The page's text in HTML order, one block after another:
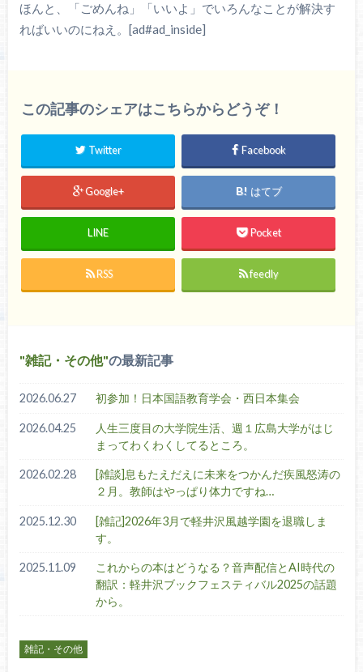
ほんと、「ごめんね」「いいよ」でいろんなことが解決す
ればいいのにねえ。[ad#ad_inside]
この記事のシェアはこちらからどうぞ！
Twitter Facebook
Google+ はてブ
LINE Pocket
RSS feedly
雑記・その他 の最新記事
2026.06.27 初参加！日本国語教育学会・西日本集会
2026.04.25
人生三度目の大学院生活、週１広島大学がはじ
まってわくわくしてるところ。
2026.02.28
[雑談]息もたえだえに未来をつかんだ疾風怒涛の
２月。教師はやっぱり体力ですね…
2025.12.30
[雑記]2026年3月で軽井沢風越学園を退職しま
す。
2025.11.09
これからの本はどうなる？音声配信とAI時代の
翻訳：軽井沢ブックフェスティバル2025の話題
から。
雑記・その他